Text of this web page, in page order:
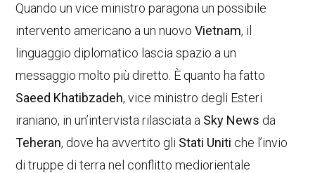
Quando un vice ministro paragona un possibile
intervento americano a un nuovoVietnam, il
linguaggio diplomatico lascia spazio a un
messaggio molto più diretto. È quanto ha fatto
Saeed Khatibzadeh, vice ministro degli Esteri
iraniano, in un’intervista rilasciata a Sky News da
Teheran, dove ha avvertito gli Stati Uniti che l’invio
di truppe di terra nel conflitto mediorientale